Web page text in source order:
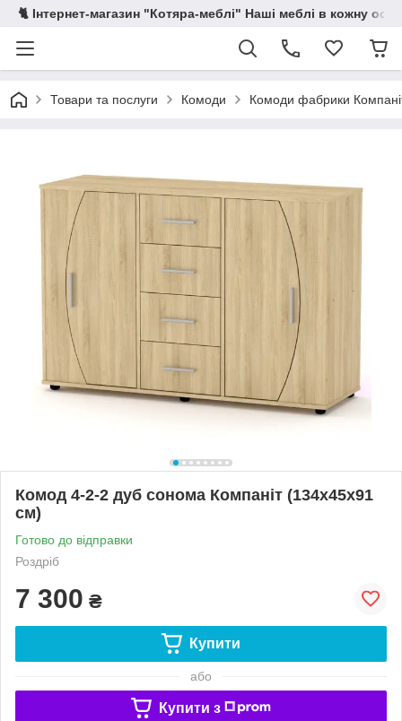
🐈 Інтернет-магазин "Котяра-меблі" Наші меблі в кожну
Товари та послуги Комоди Комоди фабрики
Комод 4-2-2 дуб сонома Компаніт (134х45х91
см)
Готово до відправки
Роздріб
7 300 ₴
Купити
або
Купити з